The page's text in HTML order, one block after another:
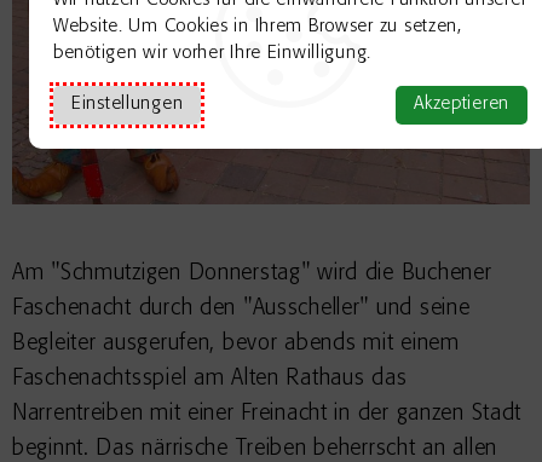
Website. Um Cookies in Ihrem Browser zu setzen,
benötigen wir vorher Ihre Einwilligung.
Einstellungen Akzeptieren
Am "Schmutzigen Donnerstag" wird die Buchener
Faschenacht durch den "Ausscheller" und seine
Begleiter ausgerufen, bevor abends mit einem
Faschenachtsspiel am Alten Rathaus das
Narrentreiben mit einer Freinacht in der ganzen Stadt
beginnt. Das närrische Treiben beherrscht an allen